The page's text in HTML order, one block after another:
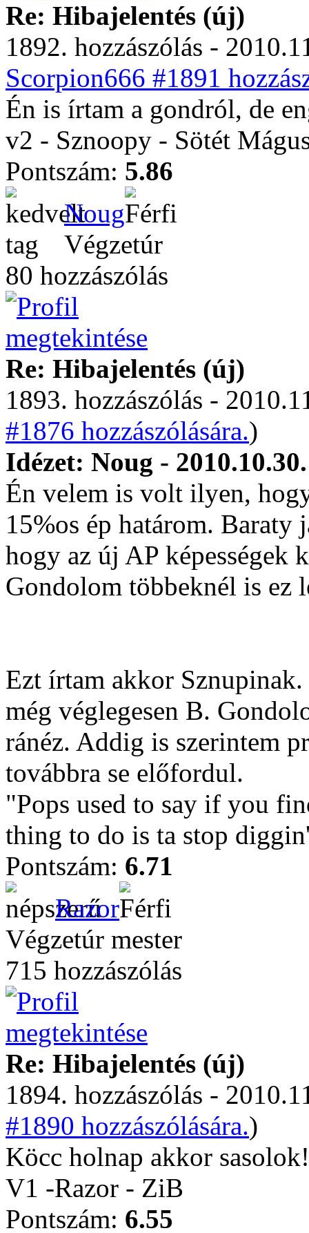
Re: Hibajelentés (új)
1892. hozzászólás -
Scorpion666 #1891
Én is írtam a gondról, de
v2 - Sznoopy - Sötét
Pontszám: 5.86
Noug
Végzetúr
80 hozzászólás
Re: Hibajelentés (új)
1893. hozzászólás -
#1876 hozzászólására.)
Idézet: Noug -
Én velem is volt ilyen,
15%os ép határom.
hogy az új AP képességek
Gondolom többeknél is ez
Ezt írtam akkor
még véglegesen B.
ránéz. Addig is szerintem
továbbra se előfordul.
"Pops used to say if you
thing to do is ta stop
Pontszám: 6.71
Razor
Végzetúr mester
715 hozzászólás
Re: Hibajelentés (új)
1894. hozzászólás -
#1890 hozzászólására.)
Köcc holnap akkor
V1 -Razor - ZiB
Pontszám: 6.55